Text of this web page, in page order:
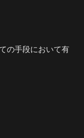
の手段において有